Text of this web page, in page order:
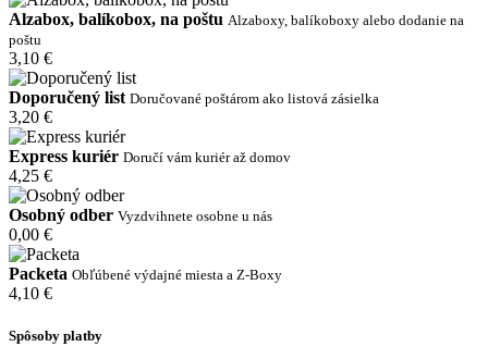
Alzabox, balíkobox, na poštu Alzaboxy, balíkoboxy alebo dodanie na
poštu
3,10 €
Doporučený list Doručované poštárom ako listová zásielka
3,20 €
Express kuriér Doručí vám kuriér až domov
4,25 €
Osobný odber Vyzdvihnete osobne u nás
0,00 €
Packeta Obľúbené výdajné miesta a Z-Boxy
4,10 €
Spôsoby platby